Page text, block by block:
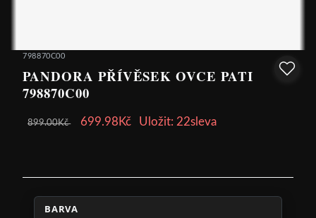
798870C00
PANDORA PŘÍVĚSEK OVCE PATI
798870C00
899.00Kč 699.98Kč Uložit: 22sleva
BARVA